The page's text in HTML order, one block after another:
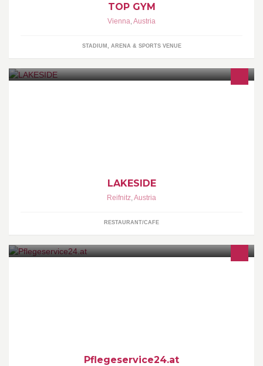
TOP GYM
Vienna,Austria
STADIUM, ARENA & SPORTS VENUE
LAKESIDE
Reifnitz,Austria
RESTAURANT/CAFE
Pflegeservice24.at